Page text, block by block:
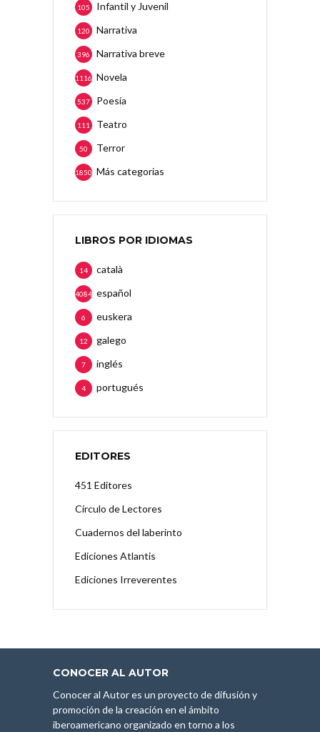
Infantil y Juvenil
105
Narrativa
120
Narrativa breve
396
Novela
1116
Poesía
537
Teatro
111
Terror
50
Más categorias
1850
LIBROS POR IDIOMAS
català
14
español
4084
euskera
6
galego
12
inglés
7
portugués
4
EDITORES
451 Editores
Círculo de Lectores
Cuadernos del laberinto
Ediciones Atlantis
Ediciones Irreverentes
CONOCER AL AUTOR
Conocer al Autor es un proyecto de difusión y
promoción de la creación en el ámbito
iberoamericano organizado en torno a los